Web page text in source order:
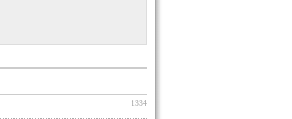
1334